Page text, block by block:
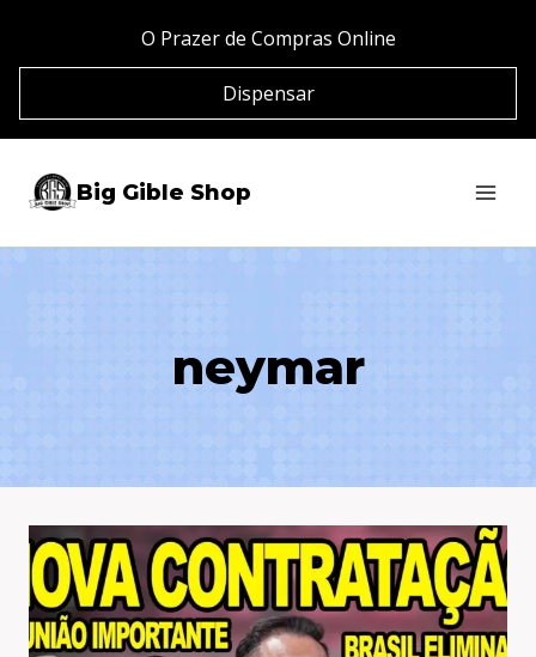
Conteúdo
O Prazer de Compras Online
Dispensar
Big Gible Shop
neymar